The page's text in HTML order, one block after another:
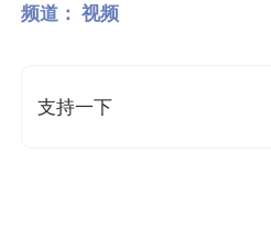
频道： 视频
支持一下